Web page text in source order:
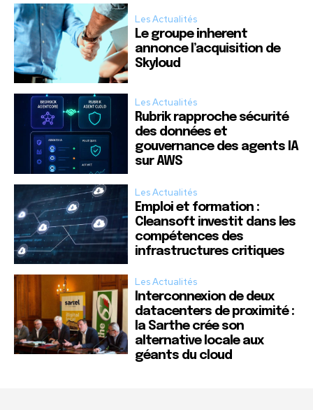
Les Actualités
Le groupe inherent
annonce l’acquisition de
Skyloud
Les Actualités
Rubrik rapproche sécurité
des données et
gouvernance des agents IA
sur AWS
Les Actualités
Emploi et formation :
Cleansoft investit dans les
compétences des
infrastructures critiques
Les Actualités
Interconnexion de deux
datacenters de proximité :
la Sarthe crée son
alternative locale aux
géants du cloud